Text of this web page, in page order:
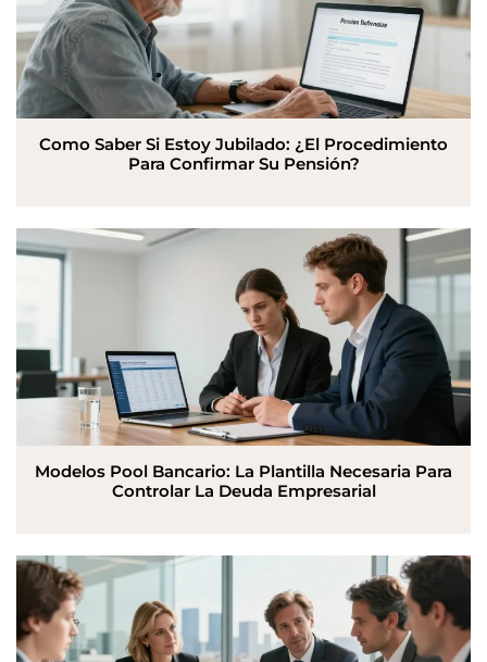
Como Saber Si Estoy Jubilado: ¿El Procedimiento
Para Confirmar Su Pensión?
Modelos Pool Bancario: La Plantilla Necesaria Para
Controlar La Deuda Empresarial